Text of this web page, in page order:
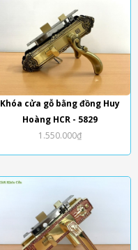
Khóa cửa gỗ bằng đồng Huy
Hoàng HCR - 5829
1.550.000₫